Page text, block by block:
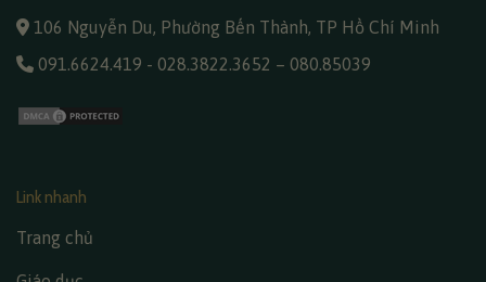
106 Nguyễn Du, Phường Bến Thành, TP Hồ Chí Minh
091.6624.419 - 028.3822.3652 – 080.85039
Link nhanh
Trang chủ